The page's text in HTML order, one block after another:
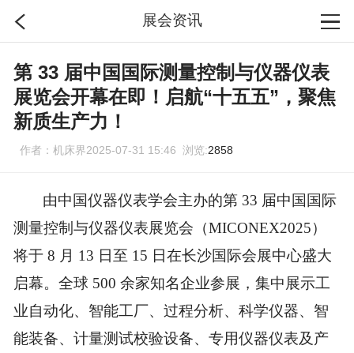
展会资讯
首页
登录
第 33 届中国国际测量控制与仪器仪表
展览会开幕在即！启航“十五五”，聚焦
新质生产力！
作者：机床界2025-07-31 15:46 浏览:2858
由中国仪器仪表学会主办的第 33 届中国国际
测量控制与仪器仪表展览会（MICONEX2025）
将于 8 月 13 日至 15 日在长沙国际会展中心盛大
启幕。全球 500 余家知名企业参展， 集中展示工
业自动化、智能工厂、过程分析、科学仪器、智
能装备、计量测试校验设备、专用仪器仪表及产